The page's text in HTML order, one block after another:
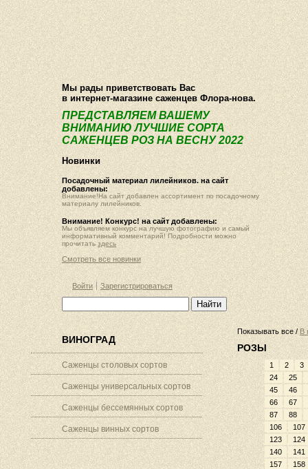
О компании Как купить Фотогалерея Статьи Опт
Мы рады приветствовать Вас
в интернет-магазине саженцев Флора-нова.
ПРЕДСТАВЛЯЕМ ВАШЕМУ
ВНИМАНИЮ ЛУЧШИЕ СОРТА
САЖЕНЦЕВ РОЗ НА ВЕСНУ 2022
Новинки
Посадочный материал лилейников. на сайт
добавлены:
Внимание!На сайт добавлен ассортимент по посадочному
материалу лилейников.
Внимание! Конкурс! на сайт добавлены:
Мы объявляем конкурс на лучшую фотографию и самый
информативный комментарий! Подробности можно
прочитать здесь
Смотреть все новинки
Войти Зарегистрироваться
ВИНОГРАД
Саженцы столовых сортов
Саженцы универсальных сортов
Саженцы бессемянных сортов
Саженцы винных сортов
Показывать все / В
РОЗЫ
1 2
3
24
25
45
46
66
67
87
88
106
107
123
124
140
141
157
158